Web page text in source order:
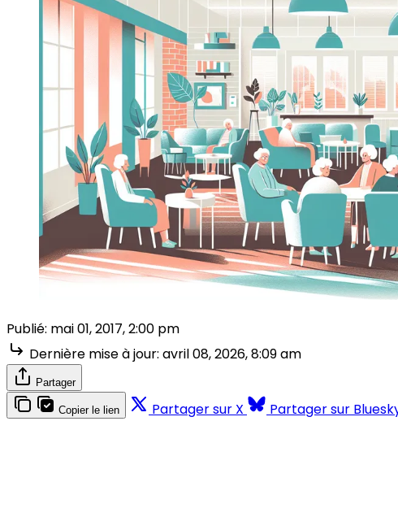
Publié: mai 01, 2017, 2:00 pm
Dernière mise à jour: avril 08, 2026, 8:09 am
Partager
Copier le lien Partager sur X Partager sur